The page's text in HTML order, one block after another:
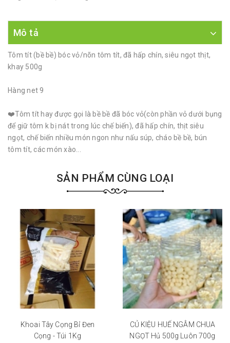
Mô tả
Tôm tít (bề bề) bóc vỏ/nõn tôm tít, đã hấp chín, siêu ngọt thịt,
khay 500g
Hàng net 9
❤️Tôm tít hay được gọi là bề bề đã bóc vỏ(còn phần vỏ dưới bụng
để giữ tôm k bị nát trong lúc chế biến), đã hấp chín, thịt siêu
ngọt, chế biến nhiều món ngon như nấu súp, cháo bề bề, bún
tôm tít, các món xào...
SẢN PHẨM CÙNG LOẠI
Khoai Tây Cọng Bỉ Đen
Cọng - Túi 1Kg
CỦ KIỆU HUẾ NGÂM CHUA
NGỌT Hủ 500g Luôn 700g